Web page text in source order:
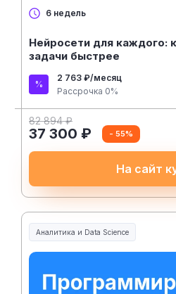
6 недель
Нейросети для каждого:
задачи быстрее
2 763 ₽/месяц
Рассрочка 0%
82 894 ₽
37 300 ₽ - 55%
На сайт
Аналитика и Data Science